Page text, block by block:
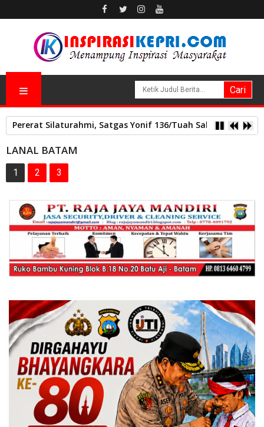
Pererat Silaturahmi, Satgas Yonif 136/Tuah Sakti Pos Ilu
LANAL BATAM
1 2 3